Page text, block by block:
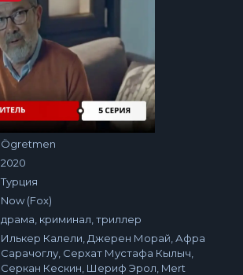
Ögretmen
2020
Турция
Now (Fox)
драма, криминал, триллер
Илькер Калели, Джерен Морай, Афра
Сарачоглу, Серхат Мустафа Кылыч,
Серкан Кескин, Шериф Эрол, Mert